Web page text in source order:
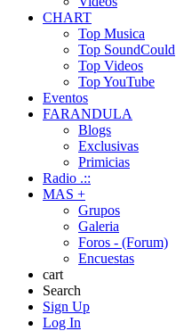
CHART
Top Musica
Top SoundCould
Top Videos
Top YouTube
Eventos
FARANDULA
Blogs
Exclusivas
Primicias
Radio .::
MAS +
Grupos
Galeria
Foros - (Forum)
Encuestas
cart
Search
Sign Up
Log In